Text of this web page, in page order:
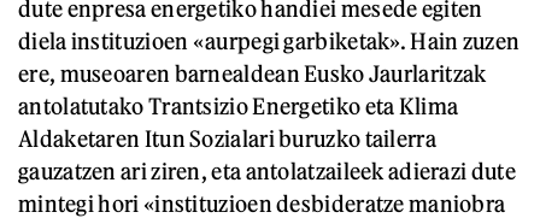
dute enpresa energetiko handiei mesede egiten
diela instituzioen «aurpegi garbiketak». Hain zuzen
ere, museoaren barnealdean Eusko Jaurlaritzak
antolatutako Trantsizio Energetiko eta Klima
Aldaketaren Itun Sozialari buruzko tailerra
gauzatzen ari ziren, eta antolatzaileek adierazi dute
mintegi hori «instituzioen desbideratze maniobra